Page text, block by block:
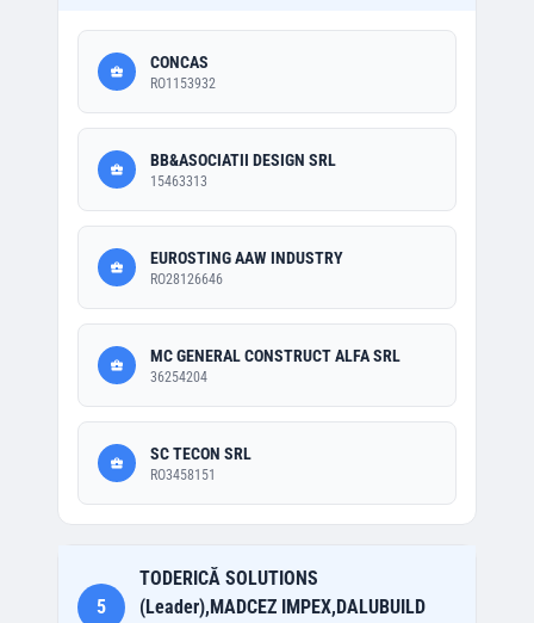
CONCAS
RO1153932
BB&ASOCIATII DESIGN SRL
15463313
EUROSTING AAW INDUSTRY
RO28126646
MC GENERAL CONSTRUCT ALFA SRL
36254204
SC TECON SRL
RO3458151
5
TODERICĂ SOLUTIONS
(Leader),MADCEZ IMPEX,DALUBUILD